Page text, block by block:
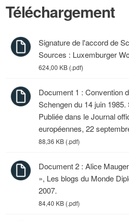
Téléchargement
Signature de l'accord de
Sources : Luxemburger
624,00 KB (.pdf)
Document 1 : Convention
Schengen du 14 juin
Publiée dans le Journal
européennes, 22
88,36 KB (.pdf)
Document 2 : Alice
», Les blogs du Monde
2007.
84,40 KB (.pdf)